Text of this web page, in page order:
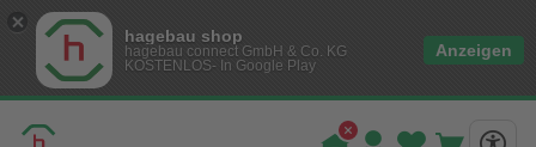
hagebau shop
hagebau connect GmbH & Co. KG
KOSTENLOS- In Google Play
Anzeigen